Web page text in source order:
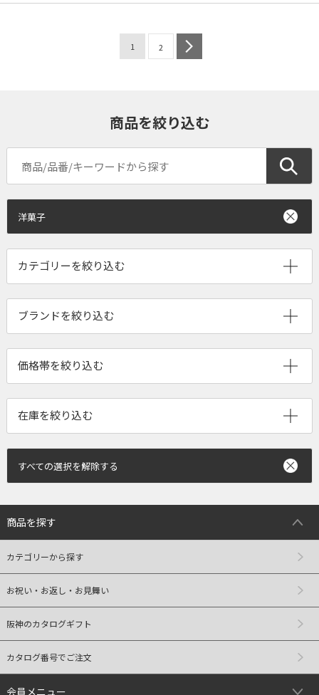
1 2
商品を絞り込む
洋菓子
ブランドを絞り込む
すべての選択を解除する
商品を探す
カテゴリーから探す
お祝い・お返し・お見舞い
阪神のカタログギフト
カタログ番号でご注文
会員メニュー